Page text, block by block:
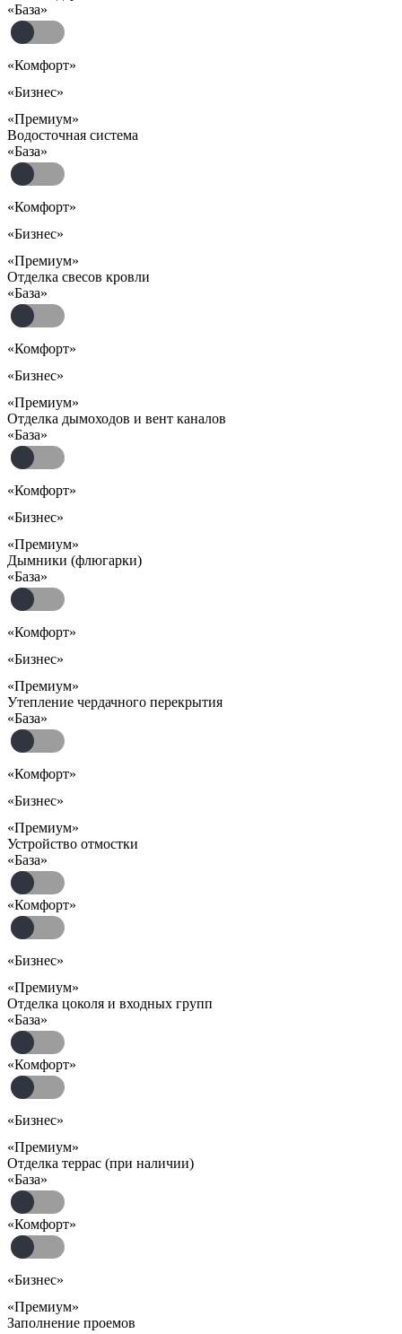
«База»
«Комфорт»
«Бизнес»
«Премиум»
Водосточная система
«База»
«Комфорт»
«Бизнес»
«Премиум»
Отделка свесов кровли
«База»
«Комфорт»
«Бизнес»
«Премиум»
Отделка дымоходов и вент каналов
«База»
«Комфорт»
«Бизнес»
«Премиум»
Дымники (флюгарки)
«База»
«Комфорт»
«Бизнес»
«Премиум»
Утепление чердачного перекрытия
«База»
«Комфорт»
«Бизнес»
«Премиум»
Устройство отмостки
«База»
«Комфорт»
«Бизнес»
«Премиум»
Отделка цоколя и входных групп
«База»
«Комфорт»
«Бизнес»
«Премиум»
Отделка террас (при наличии)
«База»
«Комфорт»
«Бизнес»
«Премиум»
Заполнение проемов